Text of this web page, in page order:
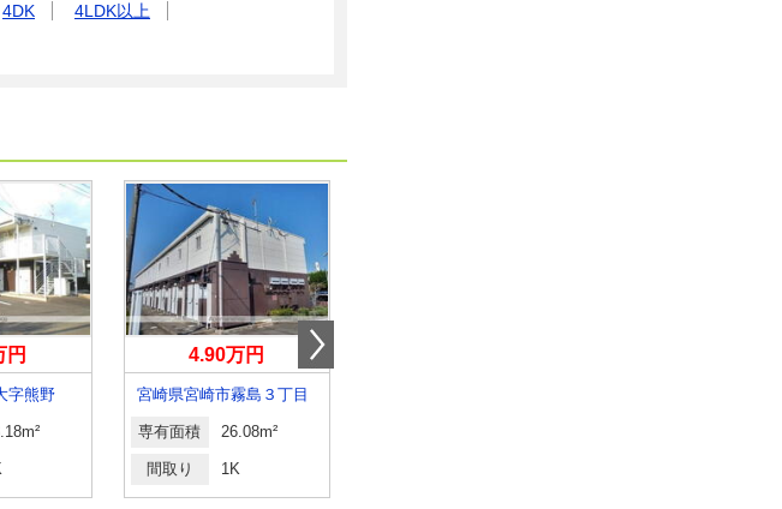
4DK
4LDK以上
円
字熊野
4.90万円
宮崎県宮崎市霧島３丁目
専有面積 26.08m²
間取り 1K